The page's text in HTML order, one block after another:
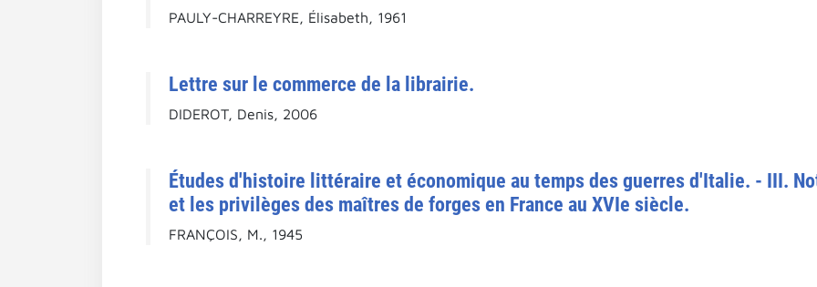
PAULY-CHARREYRE, Élisabeth, 1961
Lettre sur le commerce de la librairie.
DIDEROT, Denis, 2006
Études d'histoire littéraire et économique au temps des guerres d'Italie. - III.
et les privilèges des maîtres de forges en France au XVIe siècle.
FRANÇOIS, M., 1945